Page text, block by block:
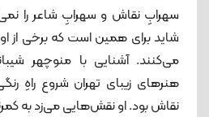
سهرابِ نقاش و سهرابِ شاعر را
شاید برای همین است که برخی از
می‌کنند. آشنایی با منوچهر
هنرهای زیبای تهران شروع راهِ
نقاش بود. او نقش‌هایی می‌زد به کم‎رنگی و سادگی کویر.